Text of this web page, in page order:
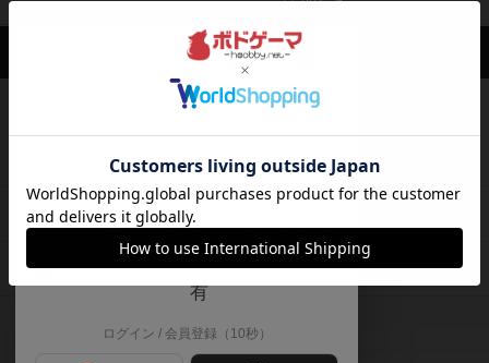
閉じる
ボードゲームのプレイ履歴を記録し
て、
自分のデータを管理しませんか？
遊んだボードゲームを記録する
気になるゲームのレビューを読む
お気に入り作品・所有リストの共
有
ログイン / 会員登録（10秒）
ボードゲームを検索する
ボードゲームの新着レビュー
ボードゲーム会情報
メカニクス特集
掲示板・トピックス